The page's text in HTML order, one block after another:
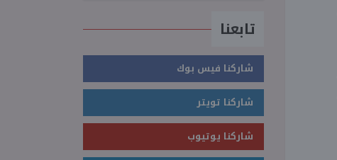
تابعنا
شاركنا فيس بوك
شاركنا تويتر
شاركنا يوتيوب